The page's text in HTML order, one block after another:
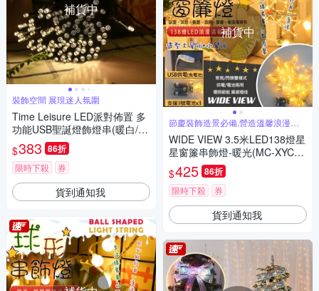
補貨中
裝飾空間 展現迷人氛圍
Time Leisure LED派對佈置 多
功能USB聖誕燈飾燈串(暖白/10
M)
$383 86折
限時下殺 券
貨到通知我
補貨中
節慶裝飾造景必備,營造溫馨浪漫氣
氛
WIDE VIEW 3.5米LED138燈星
星窗簾串飾燈-暖光(MC-XYCL
D)
$425 86折
限時下殺 券
貨到通知我